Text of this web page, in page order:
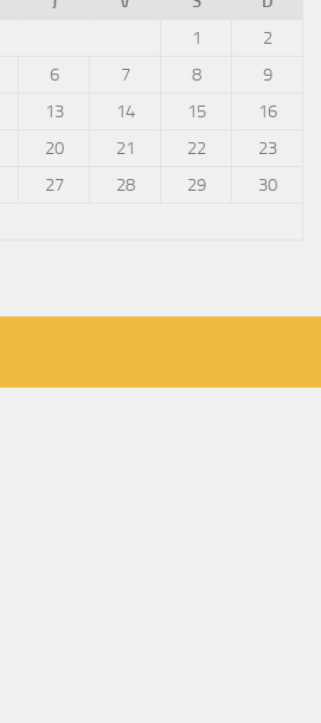
1
2
6 7 8
9
13 14 15
16
20 21 22
23
27 28 29
30